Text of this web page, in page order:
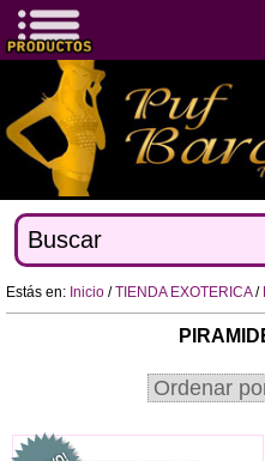
Estás en: Inicio /TIENDA EXOTERICA/